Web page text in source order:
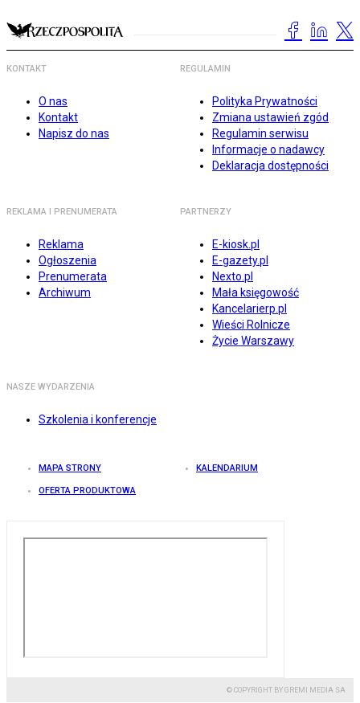
KONTAKT
O nas
Kontakt
Napisz do nas
REGULAMIN
Polityka Prywatności
Zmiana ustawień zgód
Regulamin serwisu
Informacje o nadawcy
Deklaracja dostępności
REKLAMA I PRENUMERATA
Reklama
Ogłoszenia
Prenumerata
Archiwum
PARTNERZY
E-kiosk.pl
E-gazety.pl
Nexto.pl
Mała księgowość
Kancelarierp.pl
Wieści Rolnicze
Życie Warszawy
NASZE WYDARZENIA
Szkolenia i konferencje
MAPA STRONY KALENDARIUM
OFERTA PRODUKTOWA
© COPYRIGHT BY GREMI MEDIA SA